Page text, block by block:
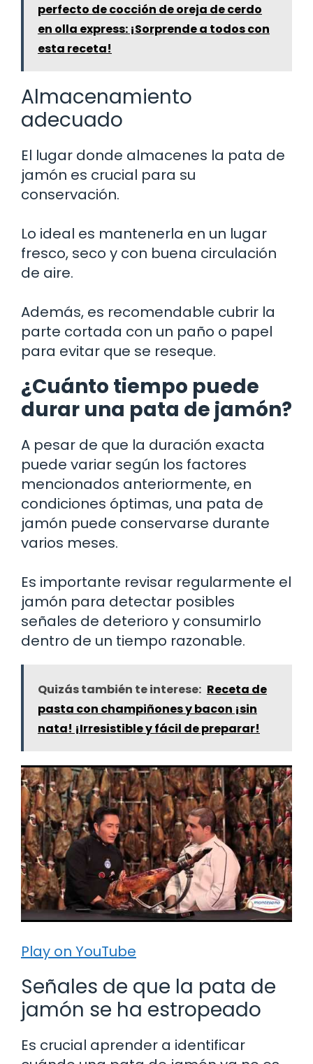
perfecto de cocción de oreja de cerdo
en olla express: ¡Sorprende a todos con
esta receta!
Almacenamiento
adecuado
El lugar donde almacenes la pata de
jamón es crucial para su
conservación.
Lo ideal es mantenerla en un lugar
fresco, seco y con buena circulación
de aire.
Además, es recomendable cubrir la
parte cortada con un paño o papel
para evitar que se reseque.
¿Cuánto tiempo puede
durar una pata de jamón?
A pesar de que la duración exacta
puede variar según los factores
mencionados anteriormente, en
condiciones óptimas, una pata de
jamón puede conservarse durante
varios meses.
Es importante revisar regularmente el
jamón para detectar posibles
señales de deterioro y consumirlo
dentro de un tiempo razonable.
Quizás también te interese: Receta de
pasta con champiñones y bacon ¡sin
nata! ¡Irresistible y fácil de preparar!
Play on YouTube
Señales de que la pata de
jamón se ha estropeado
Es crucial aprender a identificar